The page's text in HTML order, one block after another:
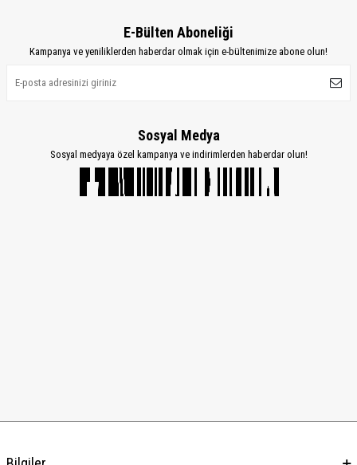
E-Bülten Aboneliği
Kampanya ve yeniliklerden haberdar olmak için e-bültenimize abone olun!
Sosyal Medya
Sosyal medyaya özel kampanya ve indirimlerden haberdar olun!